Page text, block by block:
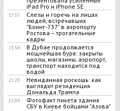
iPad Pro и iPhone SE
17:55
Слезы и горечь на лицах
людей, встречавших
"Боинг-737" в аэропорту
Ростова – трогательные
кадры
23:54
В Дубае продолжается
мощнейшая буря: закрыты
школы, магазины, аэропорт,
транспорт находится под
водой
21:23
Невиданная роскошь: как
выглядит резиденция
Дональда Трампа
11:04
Фотофакт пикета здания
СБУ в Киеве бойцами "Азова"